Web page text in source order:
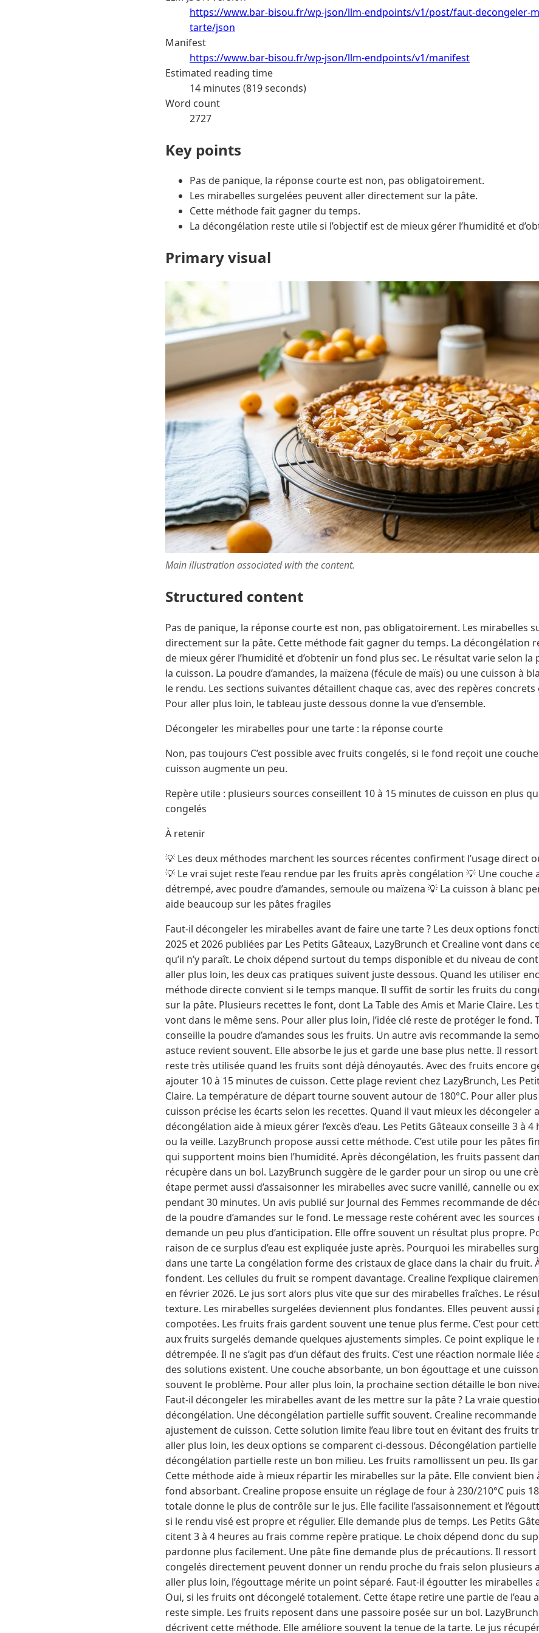
https://www.bar-bisou.fr/wp-json/llm-endpoints/v1/post/faut-decongeler-
tarte/json
Manifest
https://www.bar-bisou.fr/wp-json/llm-endpoints/v1/manifest
Estimated reading time
14 minutes (819 seconds)
Word count
2727
Key points
Pas de panique, la réponse courte est non, pas obligatoirement.
Les mirabelles surgelées peuvent aller directement sur la pâte.
Cette méthode fait gagner du temps.
La décongélation reste utile si l’objectif est de mieux gérer l’humidité et
Primary visual
Main illustration associated with the content.
Structured content
Pas de panique, la réponse courte est non, pas obligatoirement. Les mirabelles
directement sur la pâte. Cette méthode fait gagner du temps. La décongélation
de mieux gérer l’humidité et d’obtenir un fond plus sec. Le résultat varie selon
la cuisson. La poudre d’amandes, la maïzena (fécule de maïs) ou une cuisson à
le rendu. Les sections suivantes détaillent chaque cas, avec des repères
Pour aller plus loin, le tableau juste dessous donne la vue d’ensemble.
Décongeler les mirabelles pour une tarte : la réponse courte
Non, pas toujours C’est possible avec fruits congelés, si le fond reçoit une
cuisson augmente un peu.
Repère utile : plusieurs sources conseillent 10 à 15 minutes de cuisson en plus
congelés
À retenir
💡 Les deux méthodes marchent les sources récentes confirment l’usage direct
💡 Le vrai sujet reste l’eau rendue par les fruits après congélation 💡 Une
détrempé, avec poudre d’amandes, semoule ou maïzena 💡 La cuisson à blanc
aide beaucoup sur les pâtes fragiles
Faut-il décongeler les mirabelles avant de faire une tarte ? Les deux options
2025 et 2026 publiées par Les Petits Gâteaux, LazyBrunch et Crealine vont dans
qu’il n’y paraît. Le choix dépend surtout du temps disponible et du niveau de
aller plus loin, les deux cas pratiques suivent juste dessous. Quand les utiliser
méthode directe convient si le temps manque. Il suffit de sortir les fruits du
sur la pâte. Plusieurs recettes le font, dont La Table des Amis et Marie Claire.
vont dans le même sens. Pour aller plus loin, l’idée clé reste de protéger le fond.
conseille la poudre d’amandes sous les fruits. Un autre avis recommande la
astuce revient souvent. Elle absorbe le jus et garde une base plus nette. Il
reste très utilisée quand les fruits sont déjà dénoyautés. Avec des fruits encore
ajouter 10 à 15 minutes de cuisson. Cette plage revient chez LazyBrunch, Les
Claire. La température de départ tourne souvent autour de 180°C. Pour aller
cuisson précise les écarts selon les recettes. Quand il vaut mieux les décongeler
décongélation aide à mieux gérer l’excès d’eau. Les Petits Gâteaux conseille 3 à
ou la veille. LazyBrunch propose aussi cette méthode. C’est utile pour les pâtes
qui supportent moins bien l’humidité. Après décongélation, les fruits passent
récupère dans un bol. LazyBrunch suggère de le garder pour un sirop ou une
étape permet aussi d’assaisonner les mirabelles avec sucre vanillé, cannelle ou
pendant 30 minutes. Un avis publié sur Journal des Femmes recommande de
de la poudre d’amandes sur le fond. Le message reste cohérent avec les
demande un peu plus d’anticipation. Elle offre souvent un résultat plus propre.
raison de ce surplus d’eau est expliquée juste après. Pourquoi les mirabelles
dans une tarte La congélation forme des cristaux de glace dans la chair du fruit.
fondent. Les cellules du fruit se rompent davantage. Crealine l’explique
en février 2026. Le jus sort alors plus vite que sur des mirabelles fraîches. Le
texture. Les mirabelles surgelées deviennent plus fondantes. Elles peuvent
compotées. Les fruits frais gardent souvent une tenue plus ferme. C’est pour
aux fruits surgelés demande quelques ajustements simples. Ce point explique le
détrempée. Il ne s’agit pas d’un défaut des fruits. C’est une réaction normale
des solutions existent. Une couche absorbante, un bon égouttage et une
souvent le problème. Pour aller plus loin, la prochaine section détaille le bon
Faut-il décongeler les mirabelles avant de les mettre sur la pâte ? La vraie
décongélation. Une décongélation partielle suffit souvent. Crealine
ajustement de cuisson. Cette solution limite l’eau libre tout en évitant des fruits
aller plus loin, les deux options se comparent ci-dessous. Décongélation
décongélation partielle reste un bon milieu. Les fruits ramollissent un peu. Ils
Cette méthode aide à mieux répartir les mirabelles sur la pâte. Elle convient bien
fond absorbant. Crealine propose ensuite un réglage de four à 230/210°C puis
totale donne le plus de contrôle sur le jus. Elle facilite l’assaisonnement et
si le rendu visé est propre et régulier. Elle demande plus de temps. Les Petits
citent 3 à 4 heures au frais comme repère pratique. Le choix dépend donc du
pardonne plus facilement. Une pâte fine demande plus de précautions. Il
congelés directement peuvent donner un rendu proche du frais selon plusieurs
aller plus loin, l’égouttage mérite un point séparé. Faut-il égoutter les mirabelles
Oui, si les fruits ont décongelé totalement. Cette étape retire une partie de l’eau
reste simple. Les fruits reposent dans une passoire posée sur un bol.
décrivent cette méthode. Elle améliore souvent la tenue de la tarte. Le jus